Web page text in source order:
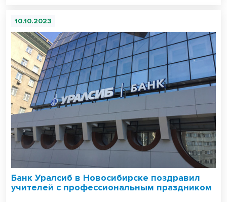
10.10.2023
Банк Уралсиб в Новосибирске поздравил
учителей с профессиональным праздником